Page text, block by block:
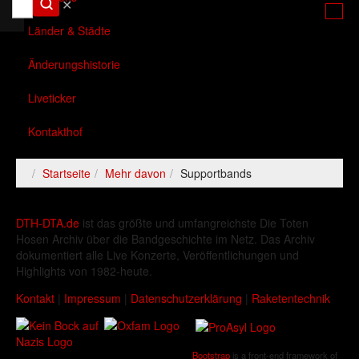
✕
Länder & Städte
Änderungshistorie
Liveticker
Kontakthof
Startseite Mehr davon Supportbands
DTH-DTA.de ist das größte und umfangreichste Die Toten
Hosen Archiv über die Bandgeschichte im Netz. Das Archiv
dokumentiert alle Live Konzerte, Veröffentlichungen und
Highlights von 1982-heute.
Kontakt | Impressum | Datenschutzerklärung | Raketentechnik
Bootstrap is a front-end framework of